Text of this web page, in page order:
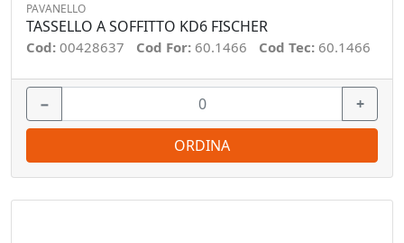
PAVANELLO
TASSELLO A SOFFITTO KD6 FISCHER
Cod: 00428637 Cod For: 60.1466 Cod Tec: 60.1466
− +
ORDINA